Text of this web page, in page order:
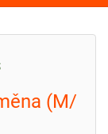
(M/